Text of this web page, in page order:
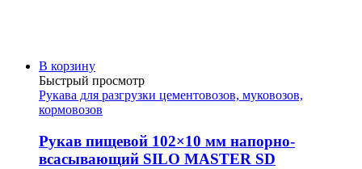
В корзину
Быстрый просмотр
Рукава для разгрузки цементовозов, муковозов,
кормовозов
Рукав пищевой 102×10 мм напорно-
всасывающий SILO MASTER SD